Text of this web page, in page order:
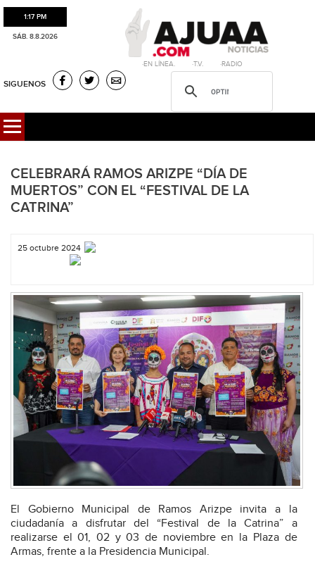
1:17 PM
SÁB. 8.8.2026
·EN LÍNEA. ·T.V. ·RADIO
SIGUENOS
CELEBRARÁ RAMOS ARIZPE “DÍA DE
MUERTOS” CON EL “FESTIVAL DE LA
CATRINA”
25 octubre 2024
El Gobierno Municipal de Ramos Arizpe invita a la
ciudadanía a disfrutar del “Festival de la Catrina” a
realizarse el 01, 02 y 03 de noviembre en la Plaza de
Armas, frente a la Presidencia Municipal.